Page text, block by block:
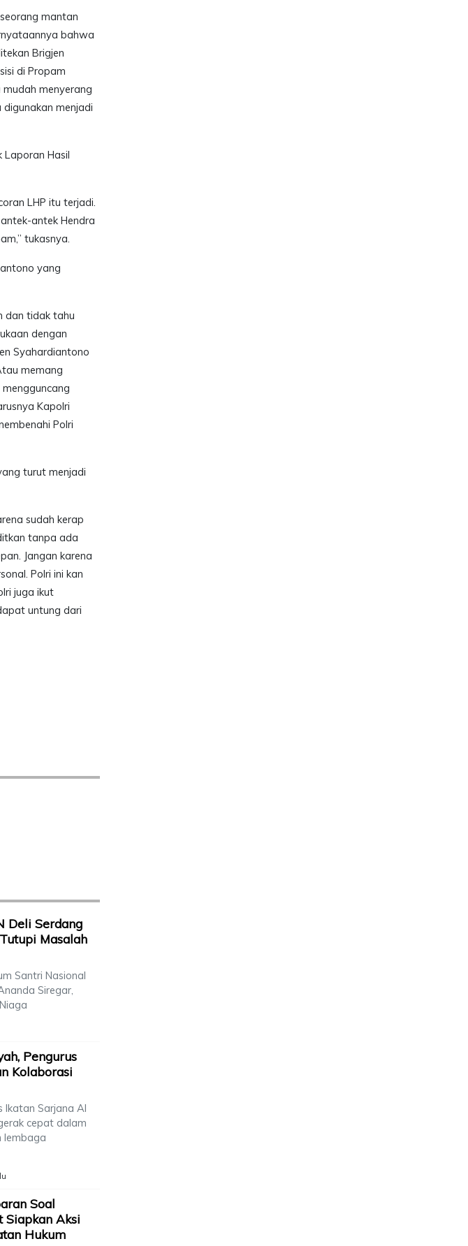
mantan
bahwa
Brigjen
di Propam
menyerang
menjadi
Laporan Hasil
LHP itu terjadi.
antek Hendra
tukasnya.
yang
dan tidak tahu
dengan
Syahardiantono
memang
Kapolri
Polri
turut menjadi
sudah kerap
tanpa ada
Jangan karena
Polri ini kan
juga ikut
untung dari
Deli Serdang
Masalah
Santri Nasional
Siregar,
Pengurus
Kolaborasi
Ikatan Sarjana Al
cepat dalam
lembaga
Soal
Siapkan Aksi
Hukum